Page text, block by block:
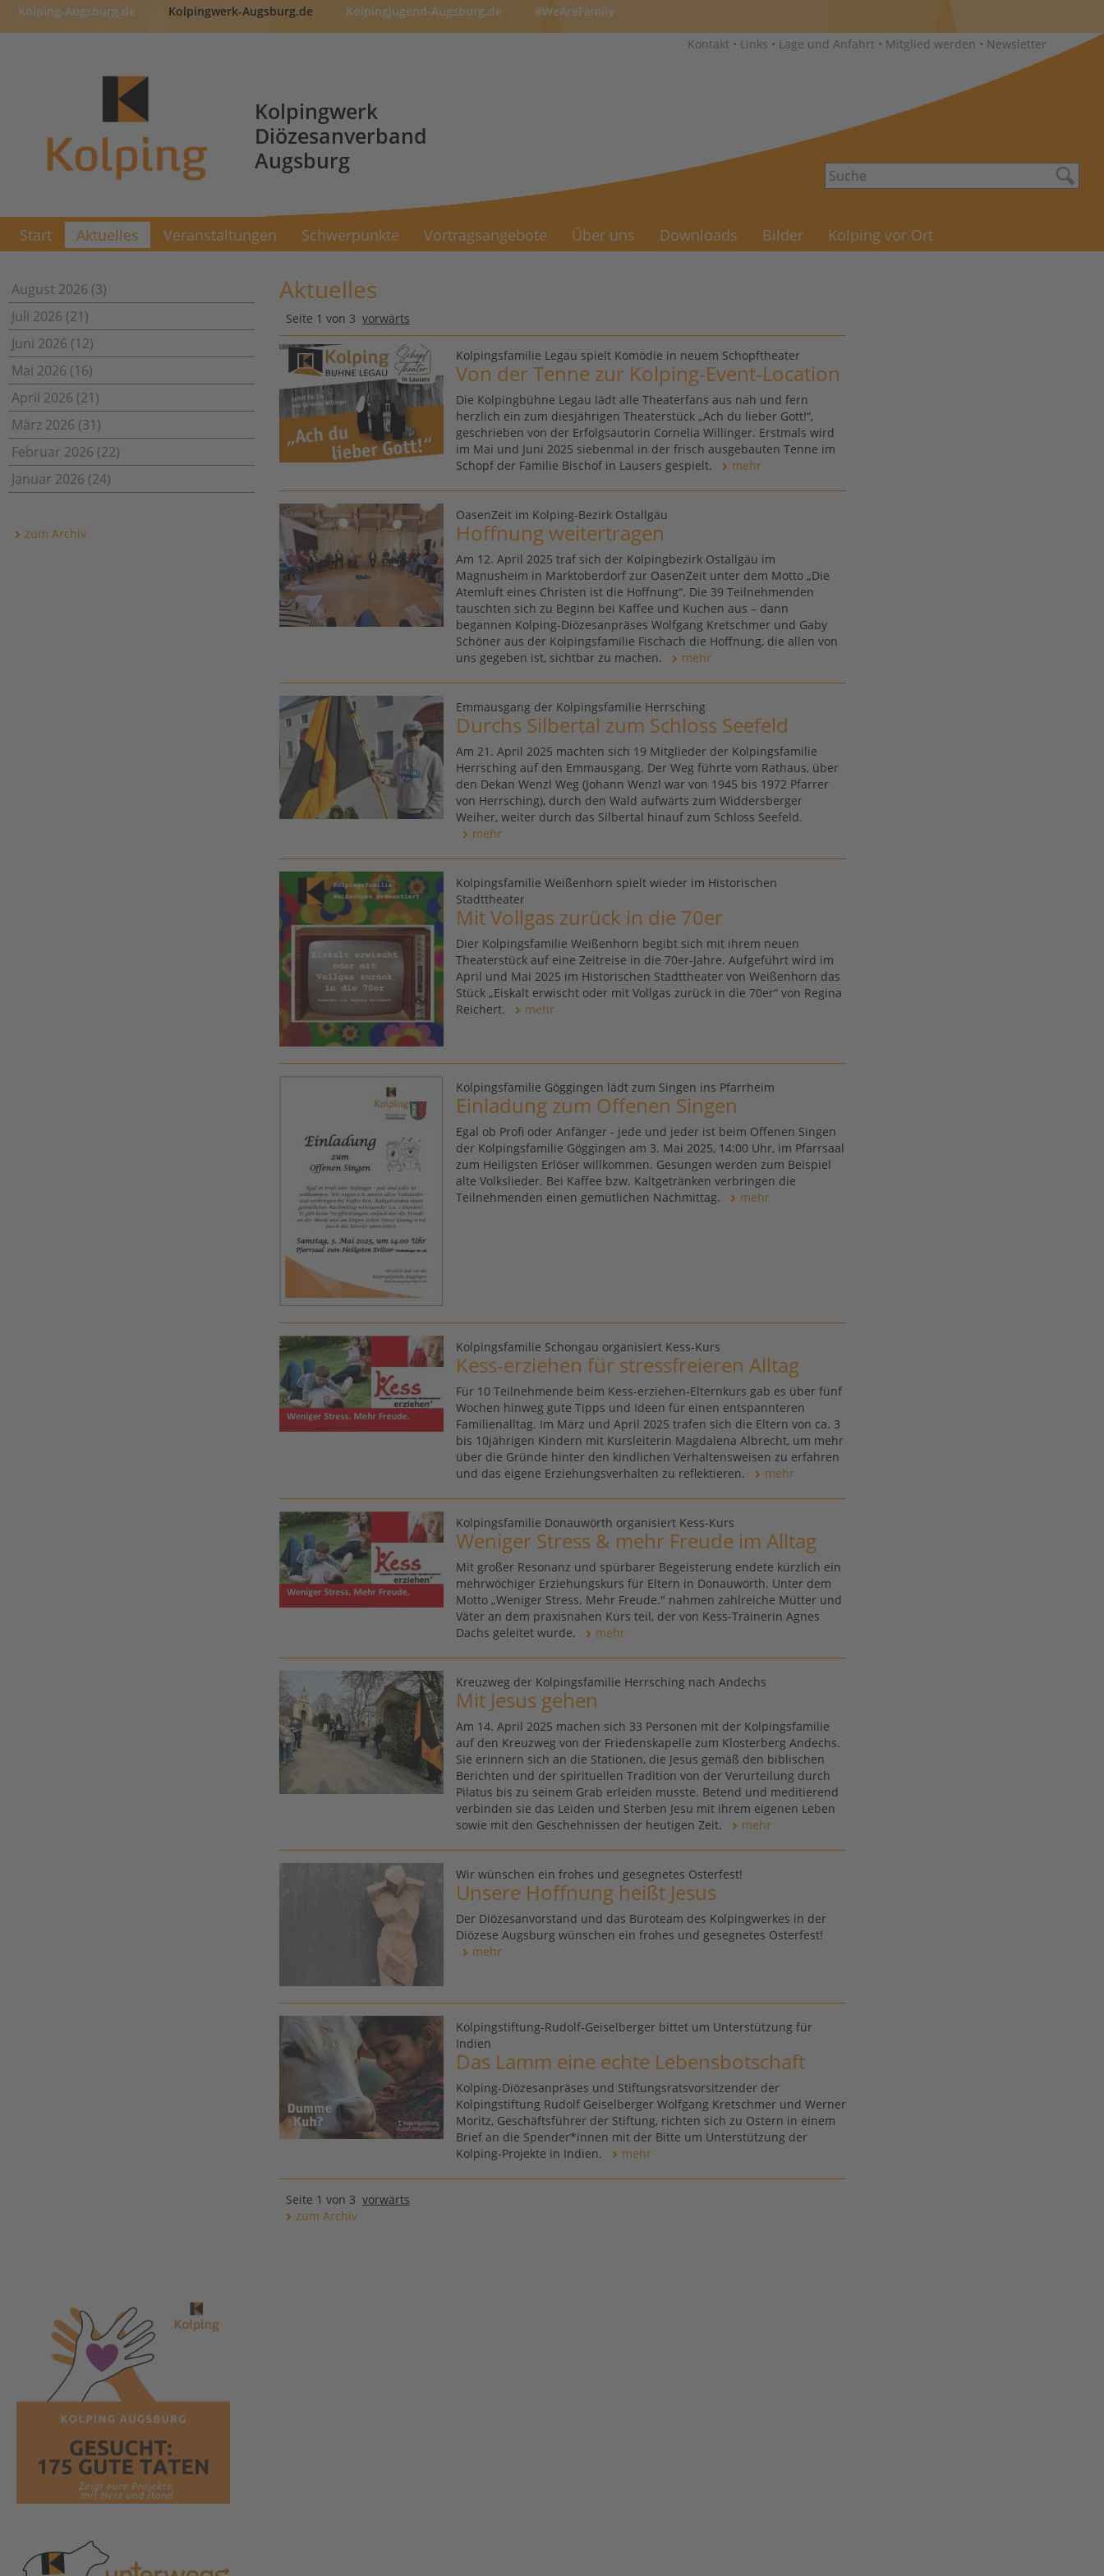
Kolping-Augsburg.de Kolpingwerk-Augsburg.de Kolpingjugend-Augsburg.de #WeAreFamily
Kontakt • Links • Lage und Anfahrt • Mitglied werden • Newsletter
Kolpingwerk
Diözesanverband
Augsburg
Start Aktuelles Veranstaltungen Schwerpunkte Vortragsangebote Über uns Downloads Bilder Kolping vor Ort
August 2026 (3)
Juli 2026 (21)
Juni 2026 (12)
Mai 2026 (16)
April 2026 (21)
März 2026 (31)
Februar 2026 (22)
Januar 2026 (24)
zum Archiv
Aktuelles
Seite 1 von 3 vorwärts
Kolpingsfamilie Legau spielt Komödie in neuem Schopftheater
Von der Tenne zur Kolping-Event-Location
Die Kolpingbühne Legau lädt alle Theaterfans aus nah und fern
herzlich ein zum diesjährigen Theaterstück „Ach du lieber Gott!“,
geschrieben von der Erfolgsautorin Cornelia Willinger. Erstmals wird
im Mai und Juni 2025 siebenmal in der frisch ausgebauten Tenne im
Schopf der Familie Bischof in Lausers gespielt.
mehr
OasenZeit im Kolping-Bezirk Ostallgäu
Hoffnung weitertragen
Am 12. April 2025 traf sich der Kolpingbezirk Ostallgäu im
Magnusheim in Marktoberdorf zur OasenZeit unter dem Motto „Die
Atemluft eines Christen ist die Hoffnung“. Die 39 Teilnehmenden
tauschten sich zu Beginn bei Kaffee und Kuchen aus – dann
begannen Kolping-Diözesanpräses Wolfgang Kretschmer und Gaby
Schöner aus der Kolpingsfamilie Fischach die Hoffnung, die allen von
uns gegeben ist, sichtbar zu machen.
mehr
Emmausgang der Kolpingsfamilie Herrsching
Durchs Silbertal zum Schloss Seefeld
Am 21. April 2025 machten sich 19 Mitglieder der Kolpingsfamilie
Herrsching auf den Emmausgang. Der Weg führte vom Rathaus, über
den Dekan Wenzl Weg (Johann Wenzl war von 1945 bis 1972 Pfarrer
von Herrsching), durch den Wald aufwärts zum Widdersberger
Weiher, weiter durch das Silbertal hinauf zum Schloss Seefeld.
mehr
Kolpingsfamilie Weißenhorn spielt wieder im Historischen
Stadttheater
Mit Vollgas zurück in die 70er
Dier Kolpingsfamilie Weißenhorn begibt sich mit ihrem neuen
Theaterstück auf eine Zeitreise in die 70er-Jahre. Aufgeführt wird im
April und Mai 2025 im Historischen Stadttheater von Weißenhorn das
Stück „Eiskalt erwischt oder mit Vollgas zurück in die 70er“ von Regina
Reichert.
mehr
Kolpingsfamilie Göggingen lädt zum Singen ins Pfarrheim
Einladung zum Offenen Singen
Egal ob Profi oder Anfänger - jede und jeder ist beim Offenen Singen
der Kolpingsfamilie Göggingen am 3. Mai 2025, 14:00 Uhr, im Pfarrsaal
zum Heiligsten Erlöser willkommen. Gesungen werden zum Beispiel
alte Volkslieder. Bei Kaffee bzw. Kaltgetränken verbringen die
Teilnehmenden einen gemütlichen Nachmittag.
mehr
Kolpingsfamilie Schongau organisiert Kess-Kurs
Kess-erziehen für stressfreieren Alltag
Für 10 Teilnehmende beim Kess-erziehen-Elternkurs gab es über fünf
Wochen hinweg gute Tipps und Ideen für einen entspannteren
Familienalltag. Im März und April 2025 trafen sich die Eltern von ca. 3
bis 10jährigen Kindern mit Kursleiterin Magdalena Albrecht, um mehr
über die Gründe hinter den kindlichen Verhaltensweisen zu erfahren
und das eigene Erziehungsverhalten zu reflektieren.
mehr
Kolpingsfamilie Donauwörth organisiert Kess-Kurs
Weniger Stress & mehr Freude im Alltag
Mit großer Resonanz und spürbarer Begeisterung endete kürzlich ein
mehrwöchiger Erziehungskurs für Eltern in Donauwörth. Unter dem
Motto „Weniger Stress. Mehr Freude." nahmen zahlreiche Mütter und
Väter an dem praxisnahen Kurs teil, der von Kess-Trainerin Agnes
Dachs geleitet wurde.
mehr
Kreuzweg der Kolpingsfamilie Herrsching nach Andechs
Mit Jesus gehen
Am 14. April 2025 machen sich 33 Personen mit der Kolpingsfamilie
auf den Kreuzweg von der Friedenskapelle zum Klosterberg Andechs.
Sie erinnern sich an die Stationen, die Jesus gemäß den biblischen
Berichten und der spirituellen Tradition von der Verurteilung durch
Pilatus bis zu seinem Grab erleiden musste. Betend und meditierend
verbinden sie das Leiden und Sterben Jesu mit ihrem eigenen Leben
sowie mit den Geschehnissen der heutigen Zeit.
mehr
Wir wünschen ein frohes und gesegnetes Osterfest!
Unsere Hoffnung heißt Jesus
Der Diözesanvorstand und das Büroteam des Kolpingwerkes in der
Diözese Augsburg wünschen ein frohes und gesegnetes Osterfest!
mehr
Kolpingstiftung-Rudolf-Geiselberger bittet um Unterstützung für
Indien
Das Lamm eine echte Lebensbotschaft
Kolping-Diözesanpräses und Stiftungsratsvorsitzender der
Kolpingstiftung Rudolf Geiselberger Wolfgang Kretschmer und Werner
Moritz, Geschäftsführer der Stiftung, richten sich zu Ostern in einem
Brief an die Spender*innen mit der Bitte um Unterstützung der
Kolping-Projekte in Indien.
mehr
Seite 1 von 3 vorwärts
zum Archiv